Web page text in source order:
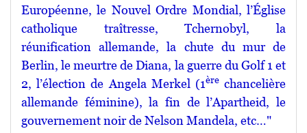
Européenne, le Nouvel Ordre Mondial, l’Église
catholique traîtresse, Tchernobyl, la
réunification allemande, la chute du mur de
Berlin, le meurtre de Diana, la guerre du Golf 1 et
2, l’élection de Angela Merkel (1èrechancelière
allemande féminine), la fin de l’Apartheid, le
gouvernement noir de Nelson Mandela, etc…"